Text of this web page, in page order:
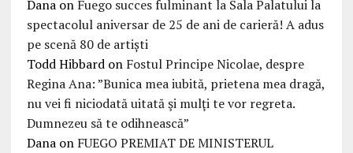
Danaon Fuego succes fulminant la Sala Palatului la
spectacolul aniversar de 25 de ani de carieră! A adus
pe scenă 80 de artiști
Todd Hibbardon Fostul Principe Nicolae, despre
Regina Ana: ”Bunica mea iubită, prietena mea dragă,
nu vei fi niciodată uitată şi mulţi te vor regreta.
Dumnezeu să te odihnească”
Danaon FUEGO PREMIAT DE MINISTERUL